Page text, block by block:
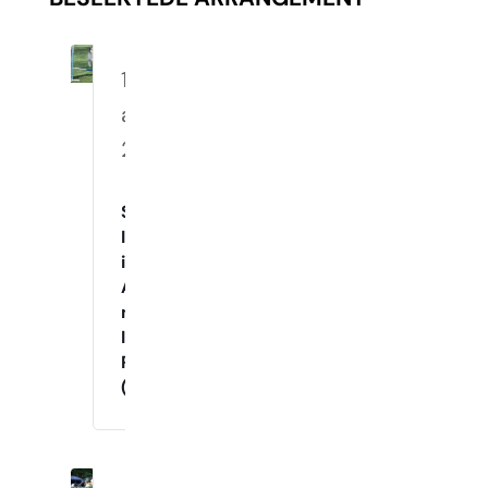
10.
august
2026
Spennende
Innetrening
i
Agility
med
Instruktør
Raymond
(Mandager)